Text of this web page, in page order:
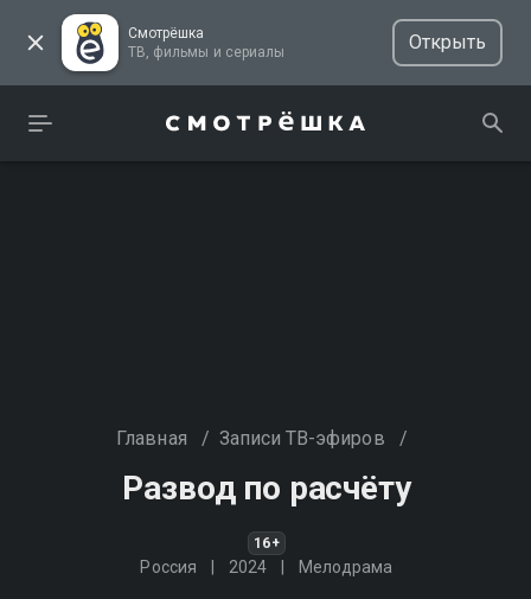
Смотрёшка
ТВ, фильмы и сериалы
Открыть
Главная / Записи ТВ-эфиров /
Развод по расчёту
16+
Россия 2024 Мелодрама